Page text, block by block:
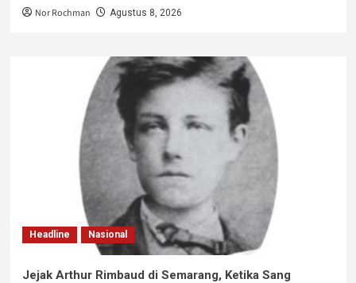
Nor Rochman Agustus 8, 2026
Headline Nasional
Jejak Arthur Rimbaud di Semarang, Ketika Sang